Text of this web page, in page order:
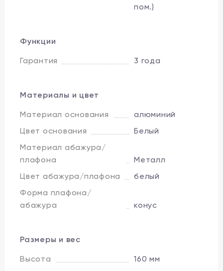
пом.)
Функции
Гарантия 3 года
Материалы и цвет
Материал основания
алюминий
Цвет основания
Белый
Материал абажура/
плафона
Металл
Цвет абажура/плафона
белый
Форма плафона/
абажура
конус
Размеры и вес
Высота
160 мм